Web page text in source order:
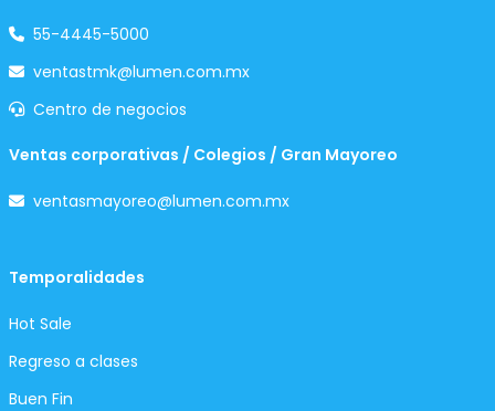
55-4445-5000
ventastmk@lumen.com.mx
Centro de negocios
Ventas corporativas / Colegios / Gran Mayoreo
ventasmayoreo@lumen.com.mx
Temporalidades
Hot Sale
Regreso a clases
Buen Fin